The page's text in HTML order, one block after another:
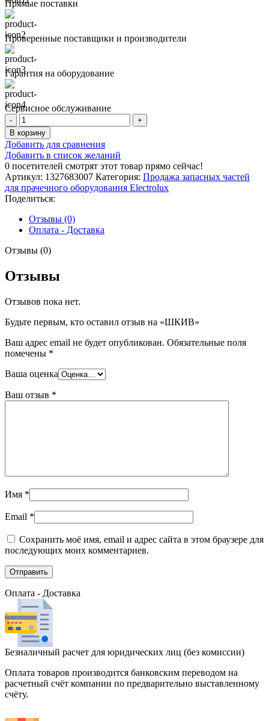
Прямые поставки
Проверенные поставщики и производители
Гарантия на оборудование
Сервисное обслуживание
Количество
товара
ШКИВ
В корзину
Добавить для сравнения
Добавить в список желаний
0 посетителей смотрят этот товар прямо сейчас!
Артикул: 1327683007 Категория: Продажа запасных частей
для прачечного оборудования Electrolux
Поделиться:
Отзывы (0)
Оплата - Доставка
Отзывы (0)
Отзывы
Отзывов пока нет.
Будьте первым, кто оставил отзыв на «ШКИВ»
Ваш адрес email не будет опубликован. Обязательные поля
помечены *
Ваша оценка
Ваш отзыв *
Имя *
Email *
Сохранить моё имя, email и адрес сайта в этом браузере для
последующих моих комментариев.
Оплата - Доставка
Безналичный расчет для юридических лиц (без комиссии)
Оплата товаров производится банковским переводом на
расчетный счёт компании по предварительно выставленному
счёту.